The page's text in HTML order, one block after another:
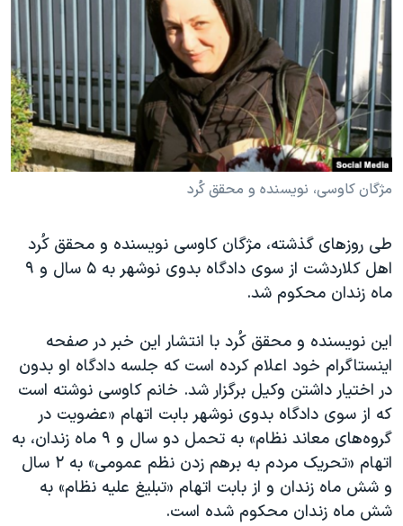
فرهنگ و زندگی
حقوق شهروندی
اقتصادی
علم و فناوری
اسرائیل در جنگ
مستندها
انتخابات ریاست جمهوری آمریکا ۲۰۲۴
حمله جمهوری اسلامی به اسرائیل
رمز مهسا
ورزش زنان در ایران
تریبونال مردمی آبان ۹۸
دادگاه حمید نوری
چهل سال گروگان‌گیری
قانون شفافیت دارائی کادر رهبری ایران
اعتراضات مردمی آبان ۹۸
اسرائیل در جنگ
نرگس محمدی برنده جایزه نوبل صلح
همایش محافظه‌کاران آمریکا «سی‌پک»
صفحه‌های ویژه
دنبال کنید
زبانهای مختلف
مژگان کاوسی، نویسندە و محقق کُرد
طی روزهای گذشته، مژگان کاوسی نویسندە و محقق کُرد
اهل کلاردشت از سوی دادگاه بدوی نوشهر به ۵ سال و ۹
ماه زندان محکوم شد.
این نویسنده و محقق کُرد با انتشار این خبر در صفحه
اینستاگرام خود اعلام کرده است که جلسه دادگاه او بدون
در اختیار داشتن وکیل برگزار شد. خانم کاوسی نوشته است
که از سوی دادگاه بدوی نوشهر بابت اتهام «عضویت در
گروه‌های معاند نظام» بە تحمل دو سال و ۹ ماه زندان، به
اتهام «تحریک مردم به برهم زدن نظم عمومی» بە ۲ سال
و شش ماه زندان و از بابت اتهام «تبلیغ علیە نظام» بە
شش ماه زندان محکوم شدە است.